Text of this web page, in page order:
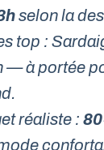
selon la
top :
— à portée
réaliste :